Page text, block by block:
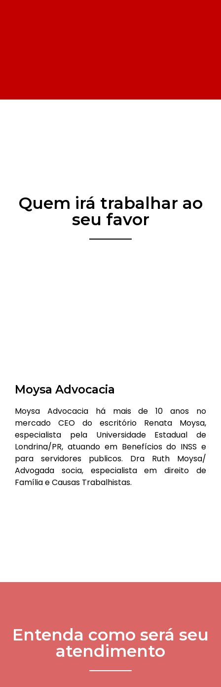
Quem irá trabalhar ao
seu favor
Moysa Advocacia
Moysa Advocacia há mais de 10 anos no
mercado CEO do escritório Renata Moysa,
especialista pela Universidade Estadual de
Londrina/PR, atuando em Benefícios do INSS e
para servidores publicos. Dra Ruth Moysa/
Advogada socia, especialista em direito de
Família e Causas Trabalhistas.
Entenda como será seu
atendimento